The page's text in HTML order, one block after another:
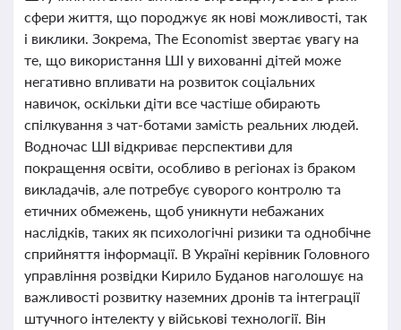
сфери життя, що породжує як нові можливості, так
і виклики. Зокрема, The Economist звертає увагу на
те, що використання ШІ у вихованні дітей може
негативно впливати на розвиток соціальних
навичок, оскільки діти все частіше обирають
спілкування з чат-ботами замість реальних людей.
Водночас ШІ відкриває перспективи для
покращення освіти, особливо в регіонах із браком
викладачів, але потребує суворого контролю та
етичних обмежень, щоб уникнути небажаних
наслідків, таких як психологічні ризики та однобічне
сприйняття інформації. В Україні керівник Головного
управління розвідки Кирило Буданов наголошує на
важливості розвитку наземних дронів та інтеграції
штучного інтелекту у військові технології. Він